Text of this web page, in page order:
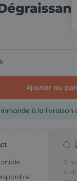
Ajouter au
à la livraison
Si
à